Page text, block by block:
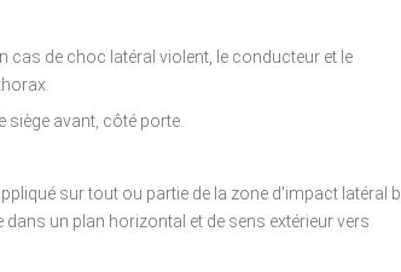
cas de choc latéral violent, le conducteur et le
avant, côté porte.
sur tout ou partie de la zone d'impact latéral b ,
un plan horizontal et de sens extérieur vers